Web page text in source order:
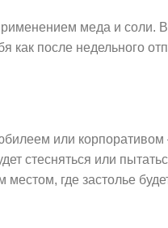
меда и соли.
после недельного
или
стесняться или
местом, где застолье